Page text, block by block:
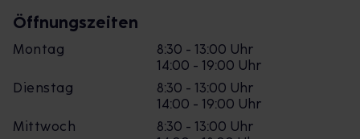
Öffnungszeiten
Montag
8:30 - 13:00 Uhr
14:00 - 19:00 Uhr
Dienstag
8:30 - 13:00 Uhr
14:00 - 19:00 Uhr
Mittwoch
8:30 - 13:00 Uhr